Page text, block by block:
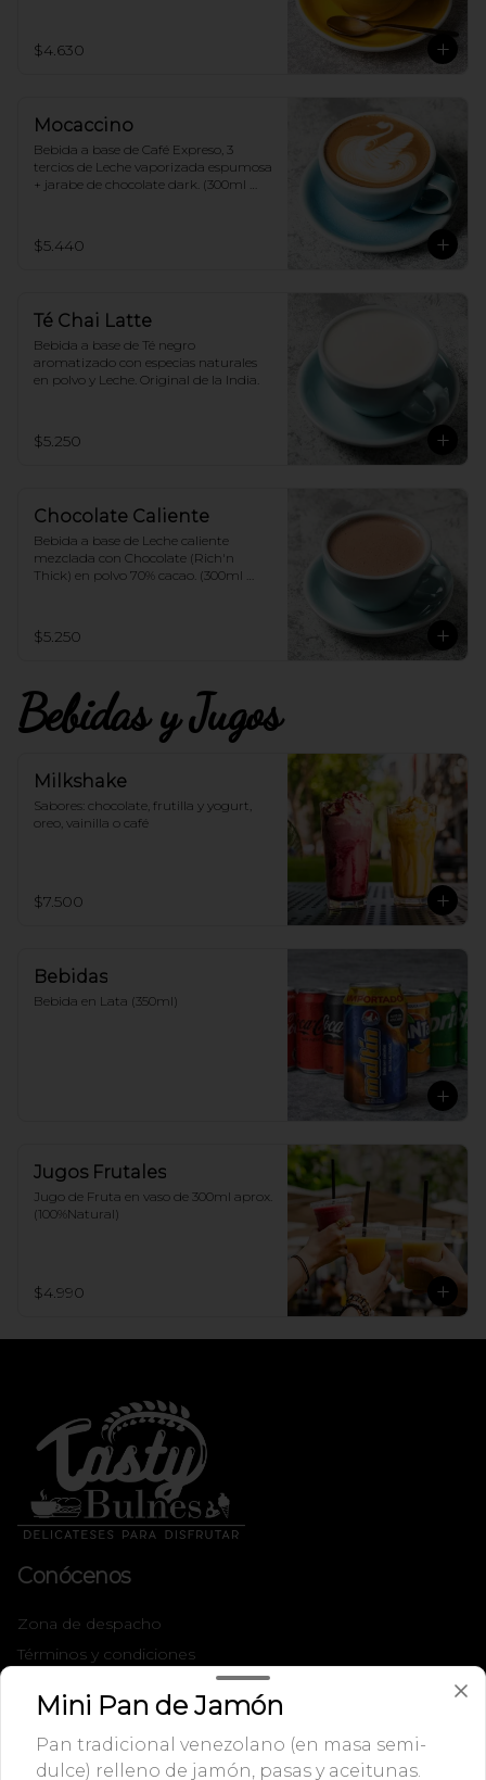
$4.630
Mocaccino
Bebida a base de Café Expreso, 3
tercios de Leche vaporizada espumosa
+ jarabe de chocolate dark. (300ml
$5.440
Té Chai Latte
Bebida a base de Té negro
aromatizado con especias naturales
en polvo y Leche. Original de la India.
$5.250
Chocolate Caliente
Bebida a base de Leche caliente
mezclada con Chocolate (Rich'n
Thick) en polvo 70% cacao. (300ml
$5.250
Bebidas y Jugos
Milkshake
Sabores: chocolate, frutilla y yogurt,
oreo, vainilla o café
$7.500
Bebidas
Bebida en Lata (350ml)
Jugos Frutales
Jugo de Fruta en vaso de 300ml aprox.
(100%Natural)
$4.990
Conócenos
Zona de despacho
Términos y condiciones
Redes sociales
Mini Pan de Jamón
Pan tradicional venezolano (en masa semi-
dulce) relleno de jamón, pasas y aceitunas.